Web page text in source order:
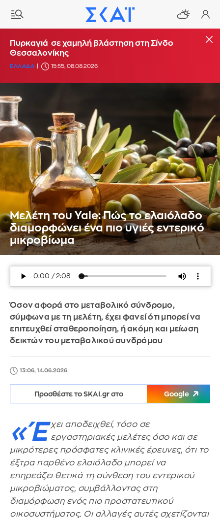
Πυρκαγιά σε χαμηλή βλάστηση στη Σίνδο
Θεσσαλονίκης
ΕΛΛΑΔΑ 15:55, 08.08.2026
Μελέτη του Yale: Πώς το ελαιόλαδο
διαμορφώνει ένα πιο υγιές εντερικό
μικροβίωμα
Όσον αφορά στο μεταβολικό σύνδρομο,
σύμφωνα με τη μελέτη, έχει φανεί ότι μπορεί να
επιτευχθεί σταθεροποίηση, ή ακόμη και μείωση
δεικτών του μεταβολικού συνδρόμου
13:06, 14.06.2026
Προσθέστε το SKAI.gr στο Google
«Έ χει αποδειχθεί, τόσο σε
εργαστηριακές μελέτες όσο και σε
μικρότερες πρόσφατες κλινικές έρευνες, ότι το
έξτρα παρθένο ελαιόλαδο μπορεί να
επηρεάζει θετικά τη σύνθεση του εντερικού
μικροβιώματος, συμβάλλοντας στη
διαμόρφωση ενός πιο προστατευτικού
οικοσυστήματος. Οι αλλαγές αυτές σχετίζονται